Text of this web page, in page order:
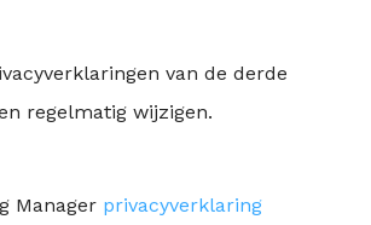
van de derde
regelmatig wijzigen.
Manager privacyverklaring